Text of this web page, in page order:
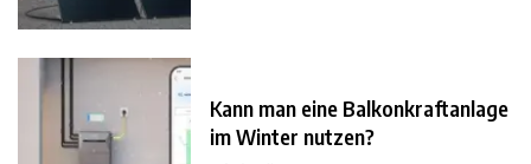
Kann man eine Balkonkraftanlage
im Winter nutzen?